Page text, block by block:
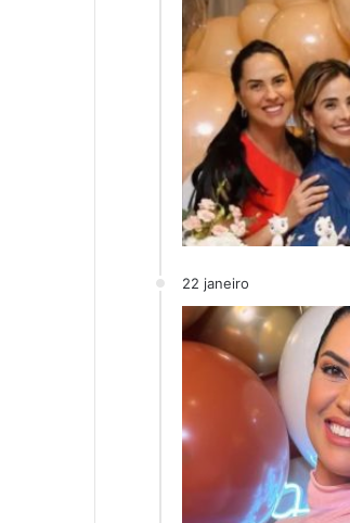
22 janeiro